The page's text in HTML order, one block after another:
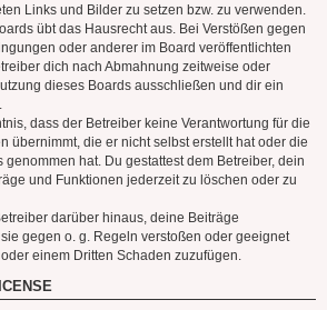
Links und Bilder zu setzen bzw. zu verwenden.
übt das Hausrecht aus. Bei Verstößen gegen
oder anderer im Board veröffentlichten
dich nach Abmahnung zeitweise oder
dieses Boards ausschließen und dir ein
dass der Betreiber keine Verantwortung für die
übernimmt, die er nicht selbst erstellt hat oder die
genommen hat. Du gestattest dem Betreiber, dein
und Funktionen jederzeit zu löschen oder zu
darüber hinaus, deine Beiträge
gegen o. g. Regeln verstoßen oder geeignet
einem Dritten Schaden zuzufügen.